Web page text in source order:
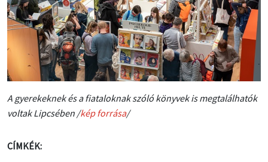
A gyerekeknek és a fiataloknak szóló könyvek is megtalálhatók
voltak Lipcsében /kép forrása/
CÍMKÉK: